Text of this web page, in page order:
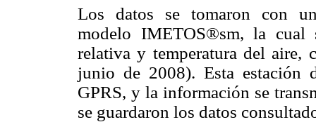
Los datos se tomaron con
modelo IMETOS®sm, la cual
relativa y temperatura del aire,
junio de 2008). Esta estación
GPRS, y la información se
se guardaron los datos